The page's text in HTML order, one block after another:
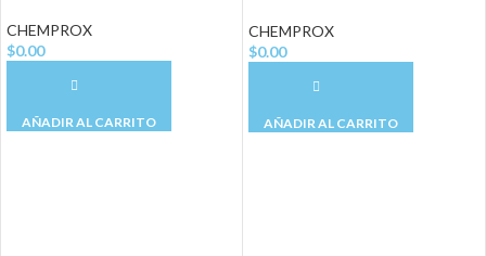
CHEMPROX
$0.00
AÑADIR AL CARRITO
CHEMPROX
$0.00
AÑADIR AL CARRITO